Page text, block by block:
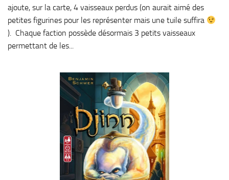
ajoute, sur la carte, 4 vaisseaux perdus (on aurait aimé des
petites figurines pour les représenter mais une tuile suffira
). Chaque faction possède désormais 3 petits vaisseaux
permettant de les...